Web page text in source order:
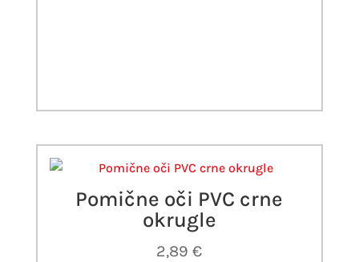
Pomične oči PVC crne
okrugle
2,89€